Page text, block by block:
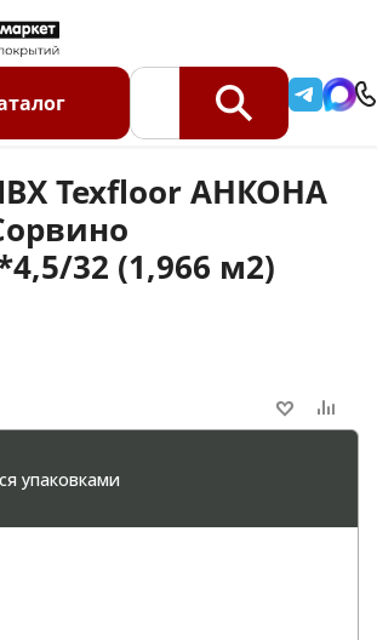
Кварцвинил SPC
АНКОНА 111 Дуб Сорвино
м2)
Texfloor АНКОНА
32 (1,966 м2)
упаковками